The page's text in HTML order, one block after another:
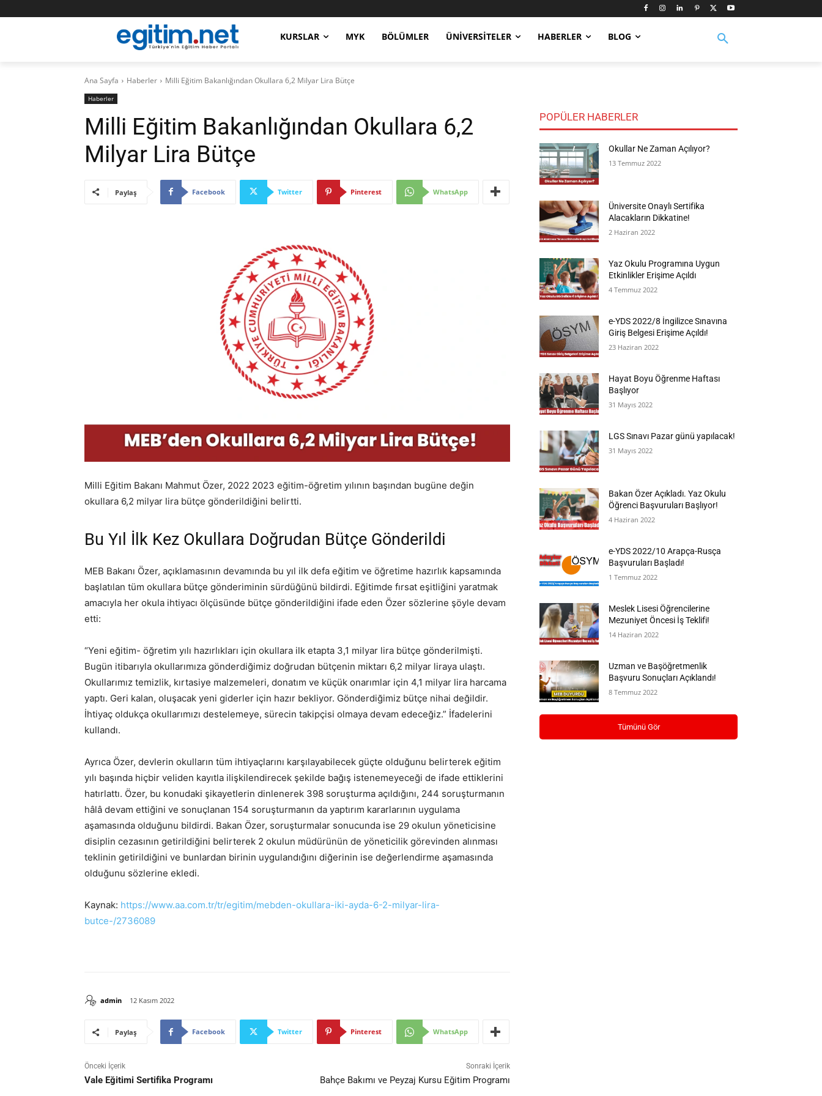
KURSLAR MYK BÖLÜMLER ÜNIVERSITELER HABERLER BLOG
Ana Sayfa Haberler Milli Eğitim Bakanlığından Okullara 6,2 Milyar Lira Bütçe
Haberler
Milli Eğitim Bakanlığından Okullara 6,2
Milyar Lira Bütçe
Paylaş Facebook Twitter Pinterest WhatsApp
Milli Eğitim Bakanı Mahmut Özer, 2022 2023 eğitim-öğretim yılının başından bugüne değin
okullara 6,2 milyar lira bütçe gönderildiğini belirtti.
Bu Yıl İlk Kez Okullara Doğrudan Bütçe Gönderildi
MEB Bakanı Özer, açıklamasının devamında bu yıl ilk defa eğitim ve öğretime hazırlık kapsamında
başlatılan tüm okullara bütçe gönderiminin sürdüğünü bildirdi. Eğitimde fırsat eşitliğini yaratmak
amacıyla her okula ihtiyacı ölçüsünde bütçe gönderildiğini ifade eden Özer sözlerine şöyle devam
etti:
“Yeni eğitim- öğretim yılı hazırlıkları için okullara ilk etapta 3,1 milyar lira bütçe gönderilmişti.
Bugün itibarıyla okullarımıza gönderdiğimiz doğrudan bütçenin miktarı 6,2 milyar liraya ulaştı.
Okullarımız temizlik, kırtasiye malzemeleri, donatım ve küçük onarımlar için 4,1 milyar lira harcama
yaptı. Geri kalan, oluşacak yeni giderler için hazır bekliyor. Gönderdiğimiz bütçe nihai değildir.
İhtiyaç oldukça okullarımızı destelemeye, sürecin takipçisi olmaya devam edeceğiz.” İfadelerini
kullandı.
Ayrıca Özer, devlerin okulların tüm ihtiyaçlarını karşılayabilecek güçte olduğunu belirterek eğitim
yılı başında hiçbir veliden kayıtla ilişkilendirecek şekilde bağış istenemeyeceği de ifade ettiklerini
hatırlattı. Özer, bu konudaki şikayetlerin dinlenerek 398 soruşturma açıldığını, 244 soruşturmanın
hâlâ devam ettiğini ve sonuçlanan 154 soruşturmanın da yaptırım kararlarının uygulama
aşamasında olduğunu bildirdi. Bakan Özer, soruşturmalar sonucunda ise 29 okulun yöneticisine
disiplin cezasının getirildiğini belirterek 2 okulun müdürünün de yöneticilik görevinden alınması
teklinin getirildiğini ve bunlardan birinin uygulandığını diğerinin ise değerlendirme aşamasında
olduğunu sözlerine ekledi.
Kaynak: https://www.aa.com.tr/tr/egitim/mebden-okullara-iki-ayda-6-2-milyar-lira-
butce-/2736089
admin 12 Kasım 2022
Paylaş Facebook Twitter Pinterest WhatsApp
Önceki İçerik
Vale Eğitimi Sertifika Programı
Sonraki İçerik
Bahçe Bakımı ve Peyzaj Kursu Eğitim Programı
POPÜLER HABERLER
Okullar Ne Zaman Açılıyor?
13 Temmuz 2022
Üniversite Onaylı Sertifika
Alacakların Dikkatine!
2 Haziran 2022
Yaz Okulu Programına Uygun
Etkinlikler Erişime Açıldı
4 Temmuz 2022
e-YDS 2022/8 İngilizce Sınavına
Giriş Belgesi Erişime Açıldı!
23 Haziran 2022
Hayat Boyu Öğrenme Haftası
Başlıyor
31 Mayıs 2022
LGS Sınavı Pazar günü yapılacak!
31 Mayıs 2022
Bakan Özer Açıkladı. Yaz Okulu
Öğrenci Başvuruları Başlıyor!
4 Haziran 2022
e-YDS 2022/10 Arapça-Rusça
Başvuruları Başladı!
1 Temmuz 2022
Meslek Lisesi Öğrencilerine
Mezuniyet Öncesi İş Teklifi!
14 Haziran 2022
Uzman ve Başöğretmenlik
Başvuru Sonuçları Açıklandı!
8 Temmuz 2022
Tümünü Gör